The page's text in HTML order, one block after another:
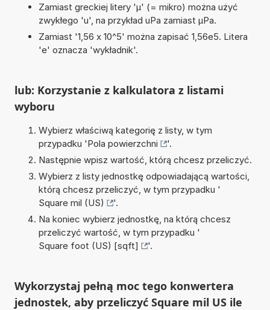
Zamiast greckiej litery 'µ' (= mikro) można użyć
zwykłego 'u', na przykład uPa zamiast µPa.
Zamiast '1,56 x 10^5' można zapisać 1,56e5. Litera
'e' oznacza 'wykładnik'.
lub: Korzystanie z kalkulatora z listami
wyboru
Wybierz właściwą kategorię z listy, w tym
przypadku 'Pola powierzchni
'.
Następnie wpisz wartość, którą chcesz przeliczyć.
Wybierz z listy jednostkę odpowiadającą wartości,
którą chcesz przeliczyć, w tym przypadku '
Square mil (US)
'.
Na koniec wybierz jednostkę, na którą chcesz
przeliczyć wartość, w tym przypadku '
Square foot (US) [sqft]
'.
Wykorzystaj pełną moc tego konwertera
jednostek, aby przeliczyć Square mil US ile